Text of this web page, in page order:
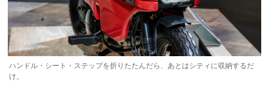
ハンドル・シート・ステップを折りたたんだら、あとはシティに収納するだ
け。